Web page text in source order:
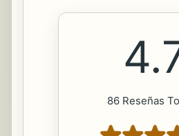
86 Reseñas